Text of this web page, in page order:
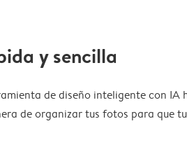
y sencilla
de diseño inteligente con IA
de organizar tus fotos para que